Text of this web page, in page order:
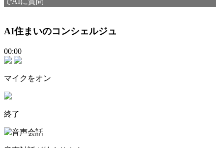
AI住まいのコンシェルジュ
00:00
マイクをオン
終了